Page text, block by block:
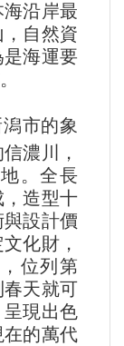
沿岸最
自然資
海運要
潟市的象
濃川，
。全長
，造型十
設計價
化財，
位列第
天就可
現出色
的萬代